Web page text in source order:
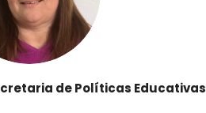
de Políticas Educativas